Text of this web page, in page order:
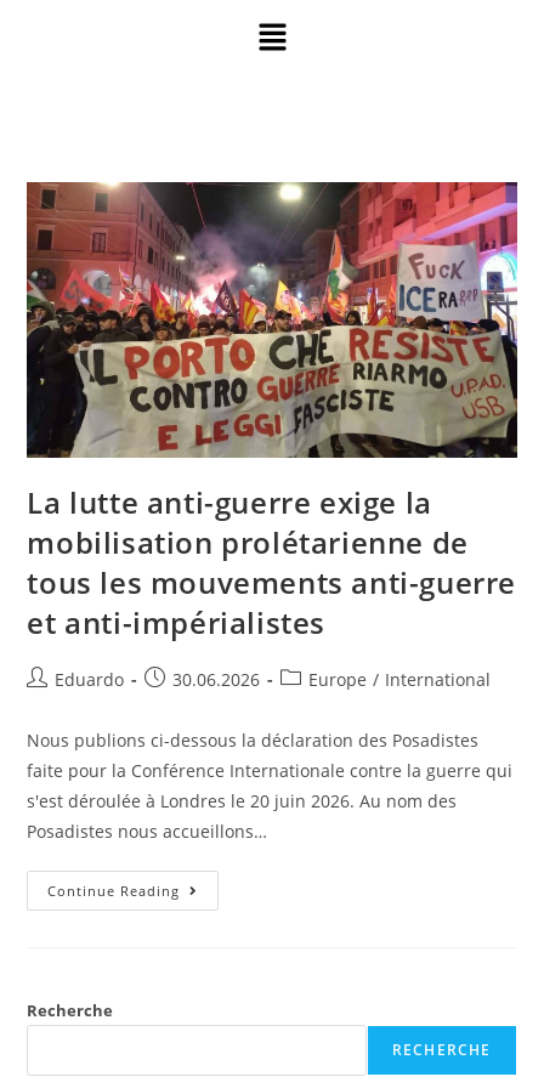
La lutte anti-guerre exige la
mobilisation prolétarienne de
tous les mouvements anti-guerre
et anti-impérialistes
Eduardo 30.06.2026 Europe / International
Nous publions ci-dessous la déclaration des Posadistes
faite pour la Conférence Internationale contre la guerre qui
s'est déroulée à Londres le 20 juin 2026. Au nom des
Posadistes nous accueillons…
Continue Reading
Recherche
RECHERCHE